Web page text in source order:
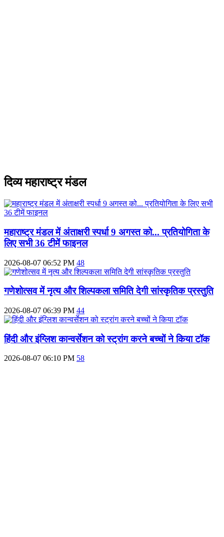
दिव्य महाराष्ट्र मंडल
महाराष्‍ट्र मंडल में अंताक्षरी स्पर्धा 9 अगस्त को... प्रतियोगिता के
लिए सभी 36 टीमें फाइनल
2026-08-07 06:52 PM 48
गणेशोत्सव में नृत्य और शिल्पकला समिति देगी सांस्कृतिक प्रस्तुति
2026-08-07 06:39 PM 44
हिंदी और इंग्लिश कान्वर्सेशन को स्ट्रांग करने बच्चों ने किया टॉक
2026-08-07 06:10 PM 58